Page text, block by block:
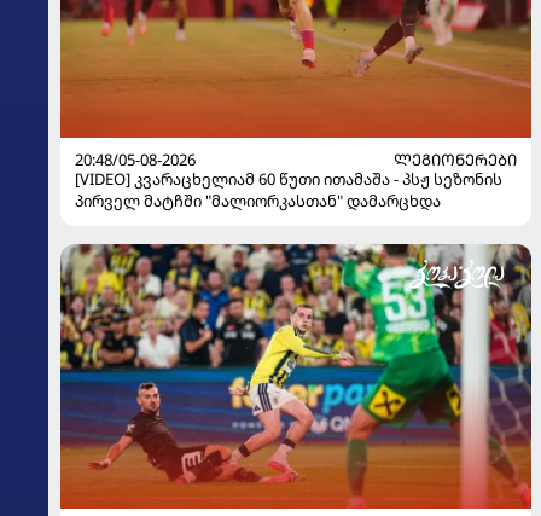
20:48/05-08-2026
ᲚᲔᲒᲘᲝᲜᲔᲠᲔᲑᲘ
[VIDEO] კვარაცხელიამ 60 წუთი ითამაშა - პსჟ სეზონის
პირველ მატჩში "მალიორკასთან" დამარცხდა